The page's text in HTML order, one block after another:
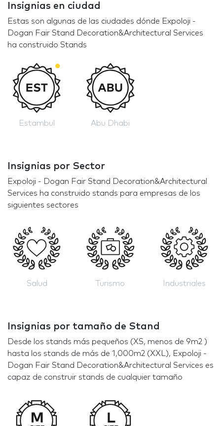
Insignias en ciudad
Estas son algunas de las ciudades dónde Expoloji -
Dogan Fair Stand Decoration&Architectural Services
ha construido Stands
Estambul Abu Dhabi
Insignias por Sector
Expoloji - Dogan Fair Stand Decoration&Architectural
Services ha construido stands para empresas de los
siguientes sectores
Salud Turismo Industriales
Insignias por tamaño de Stand
Desde los stands más pequeños (XS, menos de 9m2 )
hasta los stands de más de 1,000m2 (XXL), Expoloji -
Dogan Fair Stand Decoration&Architectural Services es
capaz de construir stands de cualquier tamaño